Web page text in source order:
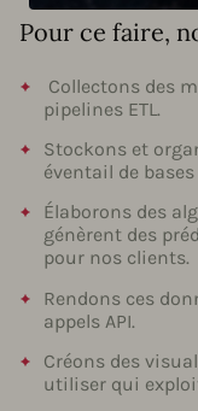
Pour ce faire,
Collectons des
pipelines ETL.
Stockons et
éventail de
Élaborons des
génèrent des
pour nos clients.
Rendons ces
appels API.
Créons des
utiliser qui